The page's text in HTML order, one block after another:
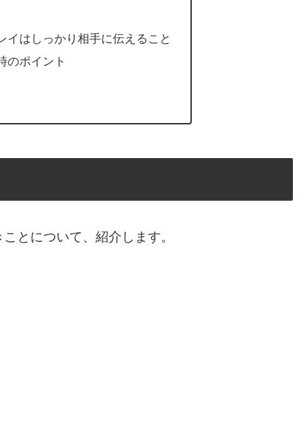
イはしっかり相手に伝えること
のポイント
とについて、紹介します。